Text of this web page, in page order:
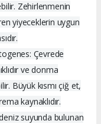
Zehirlenmenin
yiyeceklerin uygun
Çevrede
ve donma
Büyük kısmı çiğ et,
kaynaklıdır.
suyunda bulunan